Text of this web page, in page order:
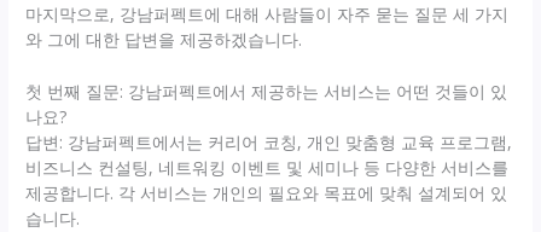
마지막으로, 강남퍼펙트에 대해 사람들이 자주 묻는 질문 세 가지
와 그에 대한 답변을 제공하겠습니다.
첫 번째 질문: 강남퍼펙트에서 제공하는 서비스는 어떤 것들이 있
나요?
답변: 강남퍼펙트에서는 커리어 코칭, 개인 맞춤형 교육 프로그램,
비즈니스 컨설팅, 네트워킹 이벤트 및 세미나 등 다양한 서비스를
제공합니다. 각 서비스는 개인의 필요와 목표에 맞춰 설계되어 있
습니다.